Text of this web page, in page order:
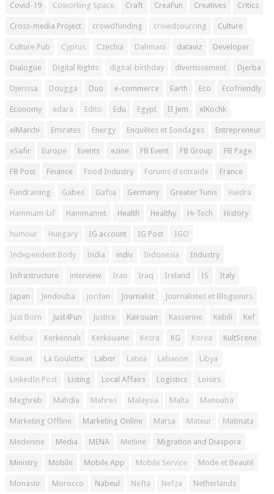
Covid-19 Coworking Space Craft CreaFun Creatives Critics
Cross-media Project crowdfunding crowdsourcing Culture
Culture Pub Cyprus Czechia Dahmani dataviz Developer
Dialogue Digital Rights digital-birthday divertissement Djerba
Djerissa Dougga Duo e-commerce Earth Eco Ecofriendly
Economy edara Edito Edu Egypt El Jem elKochk
elMarchi Emirates Energy Enquêtes et Sondages Entrepreneur
eSafir Europe Events ezine FB Event FB Group FB Page
FB Post Finance Food Industry Forums d'entraide France
Fundraising Gabes Gafsa Germany Greater Tunis Haidra
Hammam-Lif Hammamet Health Healthy Hi-Tech History
humour Hungary IG account IG Post IGO
Independent Body India indiv Indonesia Industry
Infrastructure interview Iran Iraq Ireland IS Italy
Japan Jendouba Jordan Journalist Journalistes et Blogueurs
Just Born Just4Fun Justice Kairouan Kasserine Kebili Kef
Kelibia Kerkennah Kerkouane Kesra KG Korea KultScene
Kuwait La Goulette Labor Latvia Lebanon Libya
LinkedIn Post Listing Local Affairs Logistics Loisirs
Maghreb Mahdia Mahres Malaysia Malta Manouba
Marketing Offline Marketing Online Marsa Mateur Matmata
Medenine Media MENA Metline Migration and Diaspora
Ministry Mobile Mobile App Mobile Service Mode et Beauté
Monastir Morocco Nabeul Nefta Nefza Netherlands